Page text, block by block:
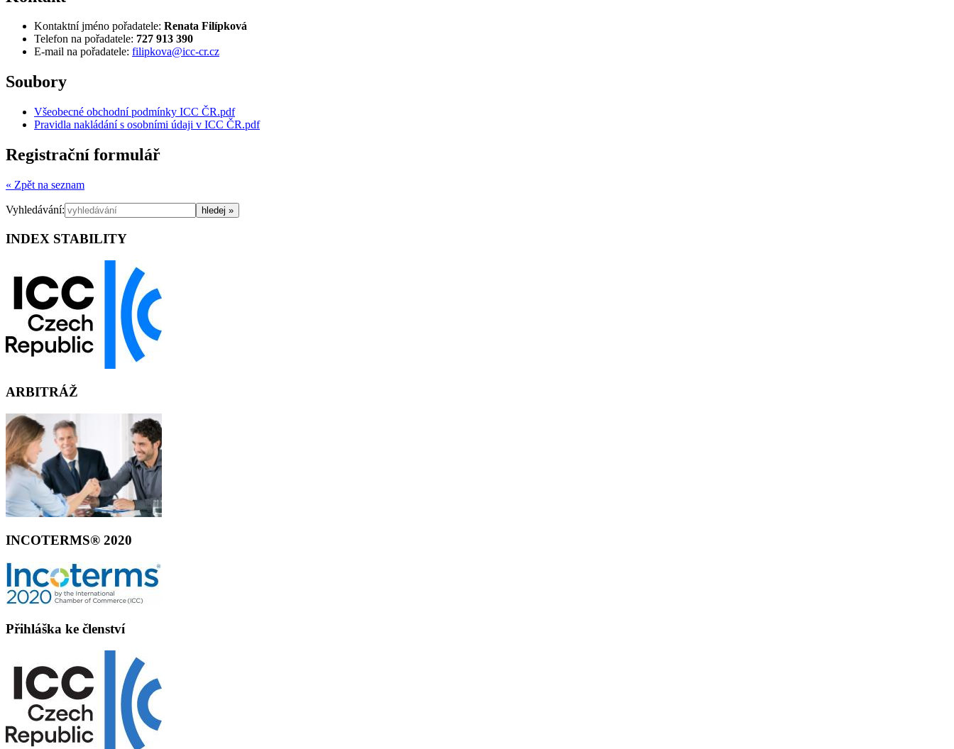
Kontaktní jméno pořadatele: Renata Filípková
Telefon na pořadatele: 727 913 390
E-mail na pořadatele: filipkova@icc-cr.cz
Soubory
Všeobecné obchodní podmínky ICC ČR.pdf
Pravidla nakládání s osobními údaji v ICC ČR.pdf
Registrační formulář
« Zpět na seznam
Vyhledávání:
INDEX STABILITY
ARBITRÁŽ
INCOTERMS® 2020
Přihláška ke členství